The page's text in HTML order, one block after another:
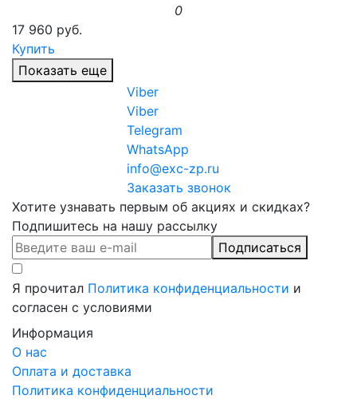
0
17 960 руб.
Купить
Показать еще
Viber
Viber
Telegram
WhatsApp
info@exc-zp.ru
Заказать звонок
Хотите узнавать первым об акциях и скидках?
Подпишитесь на нашу рассылку
Подписаться
Я прочитал Политика конфиденциальности и
согласен с условиями
Информация
О нас
Оплата и доставка
Политика конфиденциальности